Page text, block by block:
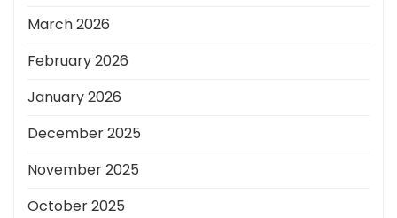
March 2026
February 2026
January 2026
December 2025
November 2025
October 2025